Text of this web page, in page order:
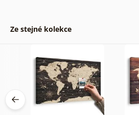
Ze stejné kolekce